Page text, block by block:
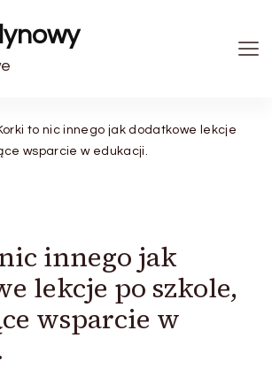
to nic innego jak dodatkowe lekcje
wsparcie w edukacji.
innego jak
lekcje po szkole,
wsparcie w